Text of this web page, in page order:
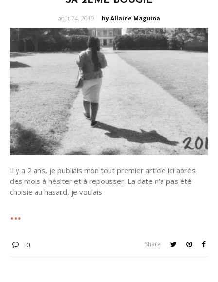
Posted
août 24, 2019 by Allaine Maguina
Il y a 2 ans, je publiais mon tout premier article ici après
des mois à hésiter et à repousser. La date n’a pas été
choisie au hasard, je voulais
0 Share